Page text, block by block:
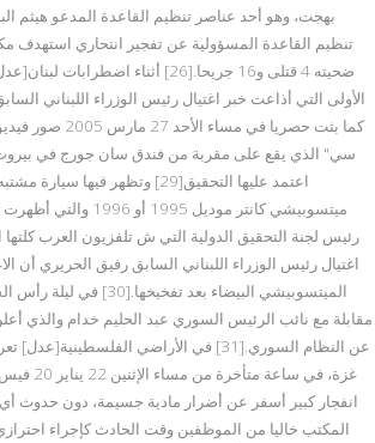
تنظيم القاعدة المسؤولية عن تفجير انتحاري استهدف
ضحيته 4 قتلى و16 جريحا.[26] أثناء
كما بثت حصريا في
سي" الذي يقع على مقربة من فندق سان جورج في بيروت
اعتمد عليها التحقيق[29] وتظهر
ميتسوبيشي كانتر موديل
رئيس لجنة التحقيق الدولية التي ش تلفزيون العرب كلتها
اغتيال رئيس الوزراء اللبناني السابق رفيق الحريري أن
مقابلة مع نائب الرئيس السوري عبد الحليم خدام والذي
عن النظام السوري.[31] في الأراضي
انفجار كبير أسفر عن أضرار مادية جسيمة، دون حدوث
المكتب خاليا من الموظفين وقت الحادث كإجراء